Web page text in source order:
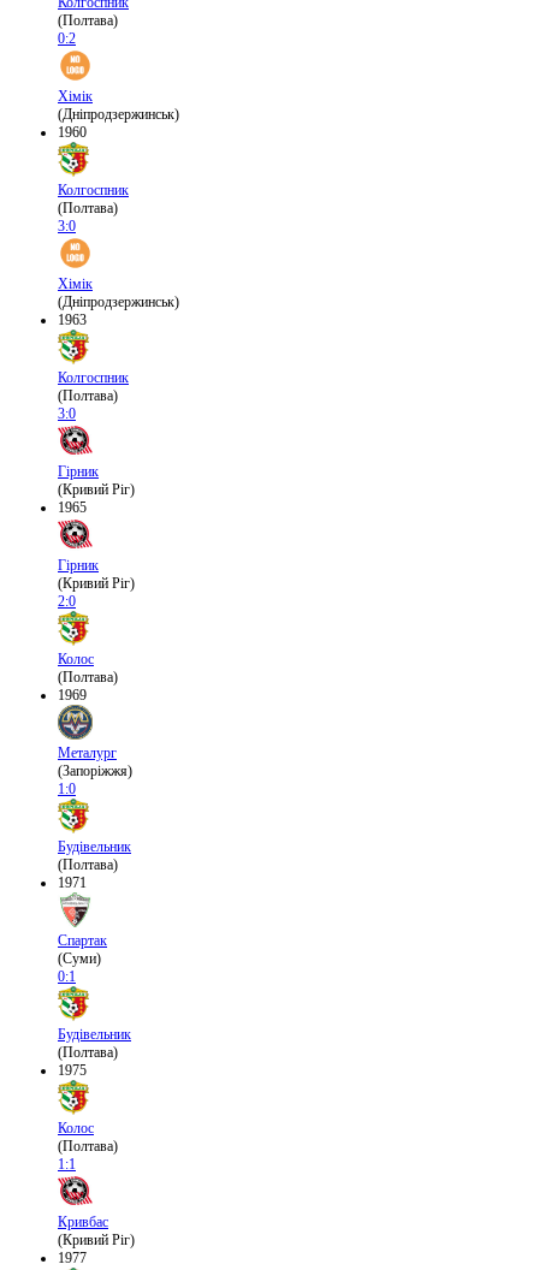
(Полтава)
0:2
Хімік
(Дніпродзержинськ)
1960
Колгоспник
(Полтава)
3:0
Хімік
(Дніпродзержинськ)
1963
Колгоспник
(Полтава)
3:0
Гірник
(Кривий Ріг)
1965
Гірник
(Кривий Ріг)
2:0
Колос
(Полтава)
1969
Металург
(Запоріжжя)
1:0
Будівельник
(Полтава)
1971
Спартак
(Суми)
0:1
Будівельник
(Полтава)
1975
Колос
(Полтава)
1:1
Кривбас
(Кривий Ріг)
1977